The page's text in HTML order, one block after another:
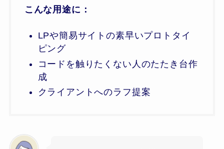
こんな用途に：
LPや簡易サイトの素早いプロトタイ
ピング
コードを触りたくない人のたたき台作
成
クライアントへのラフ提案